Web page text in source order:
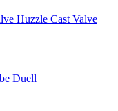
Huzzle Cast Valve
Duell